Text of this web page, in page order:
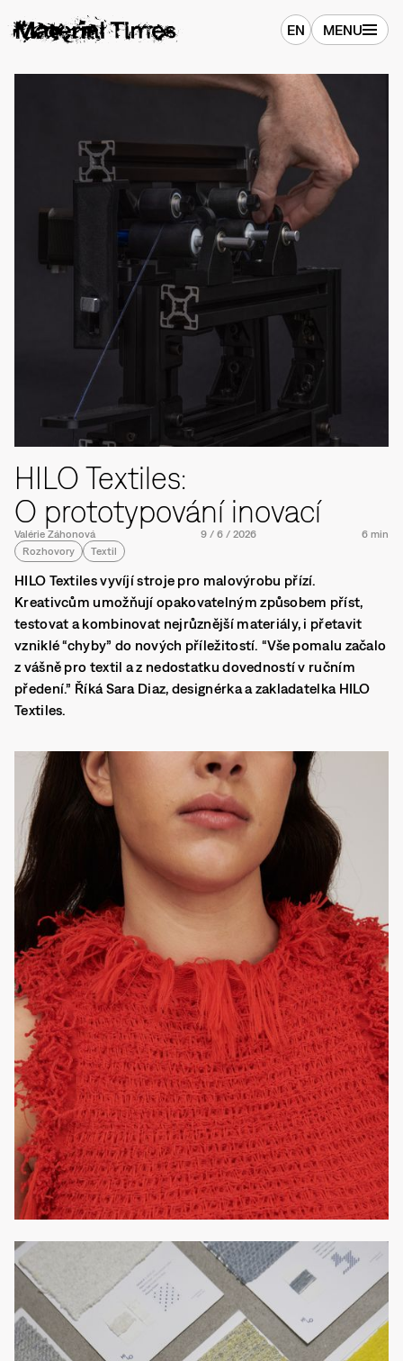
EN MENU
HILO Textiles:
O prototypování inovací
Valérie Záhonová 9 / 6 / 2026
6 min
Rozhovory
Textil
HILO Textiles vyvíjí stroje pro malovýrobu přízí.
Kreativcům umožňují opakovatelným způsobem příst,
testovat a kombinovat nejrůznější materiály, i přetavit
vzniklé “chyby” do nových příležitostí. “Vše pomalu začalo
z vášně pro textil a z nedostatku dovedností v ručním
předení.” Říká Sara Diaz, designérka a zakladatelka HILO
Textiles.